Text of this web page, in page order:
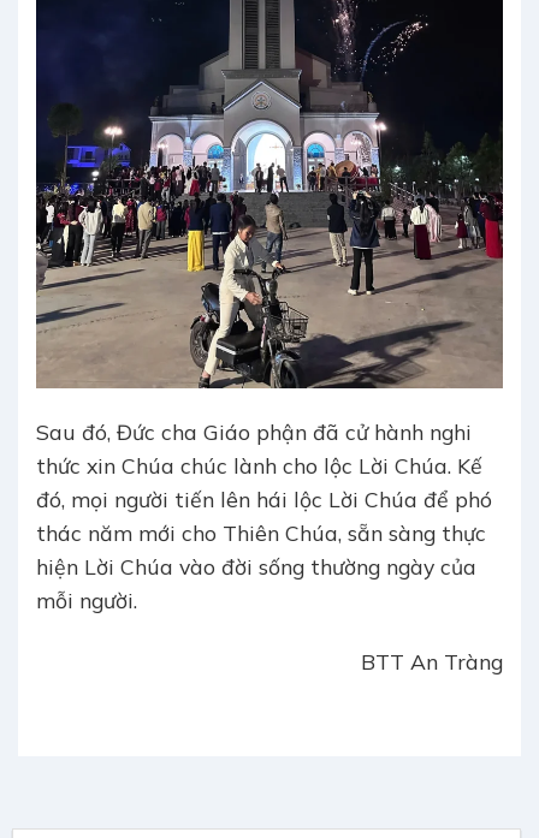
Sau đó, Đức cha Giáo phận đã cử hành nghi
thức xin Chúa chúc lành cho lộc Lời Chúa. Kế
đó, mọi người tiến lên hái lộc Lời Chúa để phó
thác năm mới cho Thiên Chúa, sẵn sàng thực
hiện Lời Chúa vào đời sống thường ngày của
mỗi người.
BTT An Tràng